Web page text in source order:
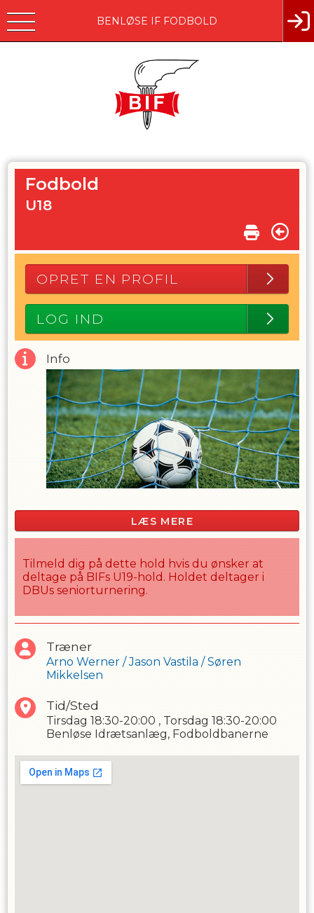
BENLØSE IF FODBOLD
Fodbold
U18
OPRET EN PROFIL
LOG IND
Info
LÆS MERE
Tilmeld dig på dette hold hvis du ønsker at
deltage på BIFs U19-hold. Holdet deltager i
DBUs seniorturnering.
Træner
Arno Werner /Jason Vastila /Søren
Mikkelsen
Tid/Sted
Tirsdag 18:30-20:00 , Torsdag 18:30-20:00
Benløse Idrætsanlæg, Fodboldbanerne